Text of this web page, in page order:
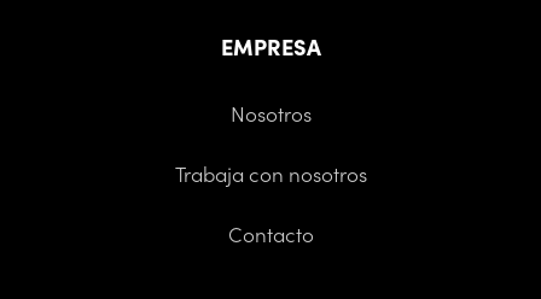
EMPRESA
Nosotros
Trabaja con nosotros
Contacto